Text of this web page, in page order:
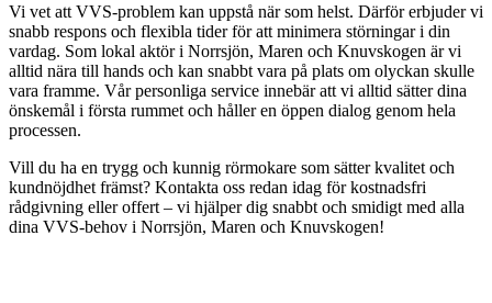
Vi vet att VVS-problem kan uppstå när som helst. Därför erbjuder vi
snabb respons och flexibla tider för att minimera störningar i din
vardag. Som lokal aktör i Norrsjön, Maren och Knuvskogen är vi
alltid nära till hands och kan snabbt vara på plats om olyckan skulle
vara framme. Vår personliga service innebär att vi alltid sätter dina
önskemål i första rummet och håller en öppen dialog genom hela
processen.
Vill du ha en trygg och kunnig rörmokare som sätter kvalitet och
kundnöjdhet främst? Kontakta oss redan idag för kostnadsfri
rådgivning eller offert – vi hjälper dig snabbt och smidigt med alla
dina VVS-behov i Norrsjön, Maren och Knuvskogen!